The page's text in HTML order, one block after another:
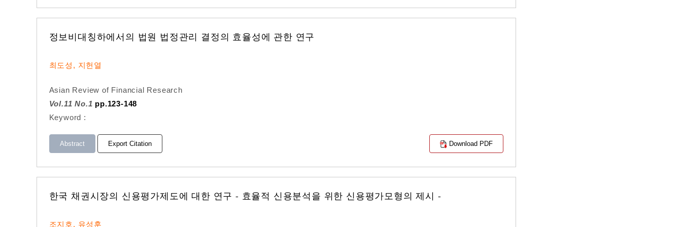
정보비대칭하에서의 법원 법정관리 결정의 효율성에 관한 연구
최도성, 지헌열
Asian Review of Financial Research
Vol.11 No.1 pp.123-148
Keyword :
Abstract Export Citation Download PDF
한국 채권시장의 신용평가제도에 대한 연구 - 효율적 신용분석을 위한 신용평가모형의 제시 -
조지호, 유성훈